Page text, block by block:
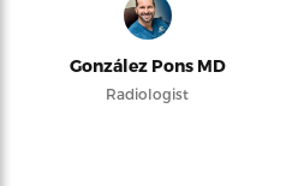
González Pons MD
Radiologist